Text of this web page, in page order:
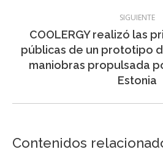
SIGUIENTE
COOLERGY realizó las
públicas de un prototipo
maniobras propulsada
Estonia
Contenidos